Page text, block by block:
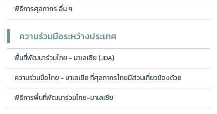
พิธีการศุลกากร อื่น ๆ
ความร่วมมือระหว่างประเทศ
พื้นที่พัฒนาร่วมไทย - มาเลเซีย (JDA)
ความร่วมมือไทย - มาเลเซีย ที่ศุลกากรไทยมีส่วนเกี่ยวข้องด้วย
พิธีการพื้นที่พัฒนาร่วมไทย-มาเลเซีย